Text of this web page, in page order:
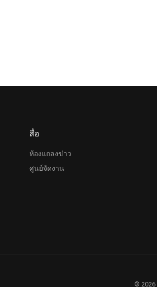
สื่อ
ห้องแถลงข่าว
ศูนย์จัดงาน
© 2026